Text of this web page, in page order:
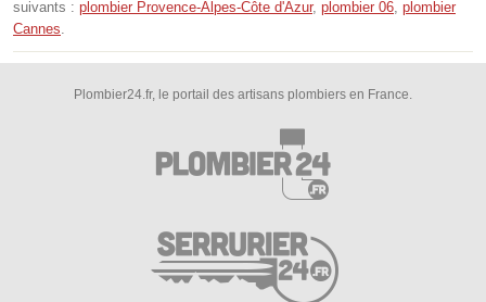
suivants : plombier Provence-Alpes-Côte d'Azur, plombier 06, plombier
Cannes.
Plombier24.fr, le portail des artisans plombiers en France.